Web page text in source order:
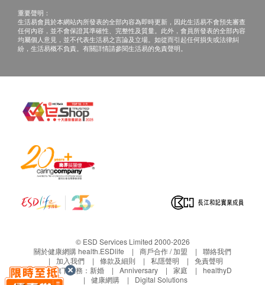
身高
體重
體質指標
腰圍量度
臀圍
耳鼻喉檢查
身體組合
身體脂肪含量
身體水分總量
肌肉量
總膽固醇
三酸甘油脂
間並告知前台。
4. 體檢報告會在體檢後10個工作日內完成，並發出給
客戶。
供選擇：珠海市香洲區吉大景山路177-34-35-36號
商鋪
地點指引：
重要聲明：
生活易會員於本網站內所發表的全部內容為即時更新，因此生活易不會預先審查
任何內容，並不會保證其準確性、完整性及質量。此外，會員所發表的全部內容
均屬個人意見，並不代表生活易之言論及立場。如從而引起任何損失或法律糾
紛，生活易概不負責。有關詳情請參閱生活易的免責聲明。
© ESD Services Limited 2000-2026
關於健康網購 health.ESDlife
商戶合作 / 加盟
聯絡我們
加入我們
條款及細則 私隱聲明
免責聲明
生活易旗下業務： 新婚 Anniversary 家庭
healthyD
健康網購
Digital Solutions